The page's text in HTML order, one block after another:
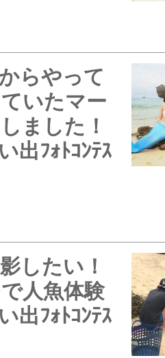
らやって
いたマー
ました！
出ﾌｫﾄｺﾝﾃｽ
したい！
人魚体験
出ﾌｫﾄｺﾝﾃｽ